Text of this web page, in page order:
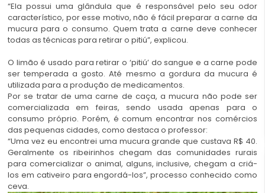
“Ela possui uma glândula que é responsável pelo seu odor
característico, por esse motivo, não é fácil preparar a carne da
mucura para o consumo. Quem trata a carne deve conhecer
todas as técnicas para retirar o pitiú”, explicou.
O limão é usado para retirar o ‘pitiú’ do sangue e a carne pode
ser temperada a gosto. Até mesmo a gordura da mucura é
utilizada para a produção de medicamentos.
Por se tratar de uma carne de caça, a mucura não pode ser
comercializada em feiras, sendo usada apenas para o
consumo próprio. Porém, é comum encontrar nos comércios
das pequenas cidades, como destaca o professor:
“Uma vez eu encontrei uma mucura grande que custava R$ 40.
Geralmente os ribeirinhos chegam das comunidades rurais
para comercializar o animal, alguns, inclusive, chegam a criá-
los em cativeiro para engordá-los”, processo conhecido como
ceva.